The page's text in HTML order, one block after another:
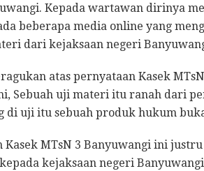
Kepada wartawan dirinya
beberapa media online yang
dari kejaksaan negeri
atas pernyataan Kasek
Sebuah uji materi itu ranah dari
di uji itu sebuah produk hukum
Kasek MTsN 3 Banyuwangi ini
kejaksaan negeri